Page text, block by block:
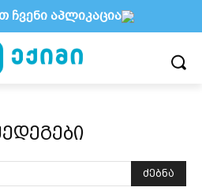
ძებნა
ჩვენი აპლიკაცია